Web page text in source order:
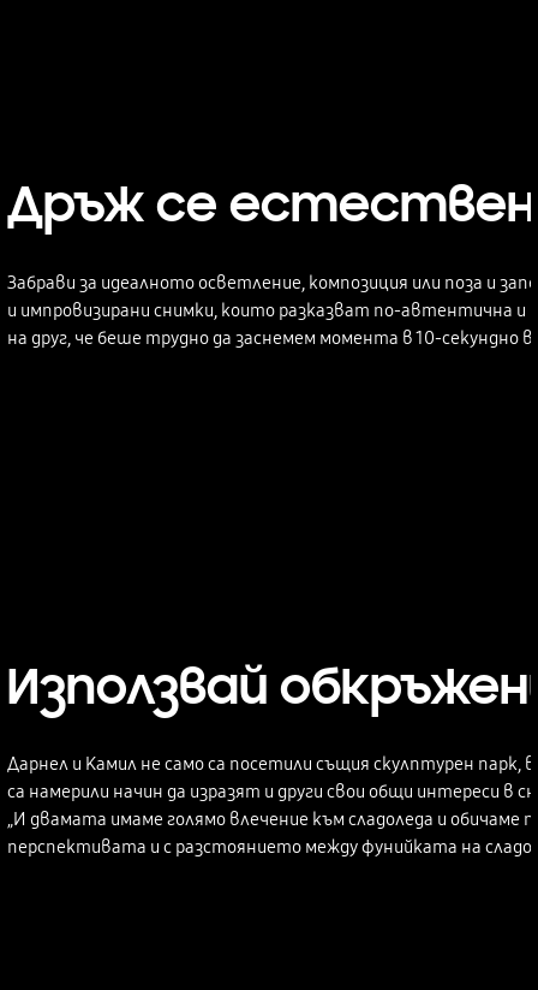
Дръж се
Забрави за идеалното осветление, композиция или поза и
и импровизирани снимки, които разказват по-автентична и
на друг, че беше трудно да заснемем момента в 10-секундно
Използвай
Дарнел и Камил не само са посетили същия скулптурен
са намерили начин да изразят и други свои общи интереси в
„И двамата имаме голямо влечение към сладоледа и обичаме
перспективата и с разстоянието между фунийката на